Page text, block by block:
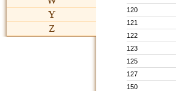
Y
Z
120
121
122
123
125
127
150